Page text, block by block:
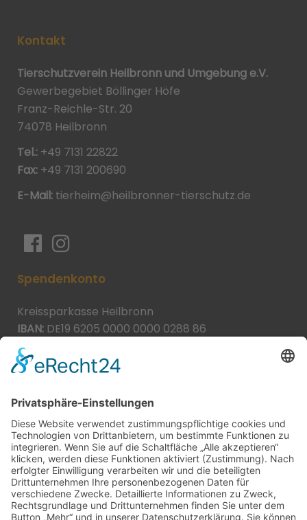
Kontakt
Tierschutzverein Heilbronn und Umgebung e.V.
Gewerbegebiet Böllinger Höfe
Franz-Reichle-Str. 20
74078 Heilbronn
Tel.: +49 7131 22822
Fax: +49 7131 200690
E-Mail: tierheim@heilbronner-tierschutz.de
Spendenkonto
Kreissparkasse Heilbronn
IBAN: DE19 6205 0000 0000 0288 86
BIC:
Spende direkt via PayPal
JETZT SPENDEN
paypal@heilbronner-tierschutz.de